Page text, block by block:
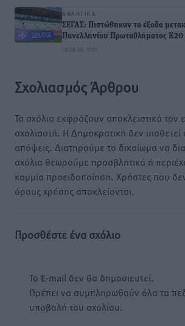
ΑΘΛΗΤΙΚΆ
ΣΕΓΑΣ: Πιστώθηκαν τα έξοδα
Πανελληνίου Πρωταθλήματος Κ20
08.08.26 · 10:51
Σχολιασμός Άρθρου
Τα σχόλια εκφράζουν αποκλειστικά τον
σχολιαστή. Η Δημοκρατική δεν υιοθετεί
απόψεις. Διατηρούμε το δικαίωμα να
σχόλια θεωρούμε προσβλητικά ή
καμμία προειδοποίηση. Χρήστες που
όρους χρήσης αποκλείονται.
Προσθέστε ένα σχόλιο
Το E-mail δεν θα δημοσιευτεί.
Πρέπει να συμπληρωθούν όλα τα
υποβολή του σχολίου.